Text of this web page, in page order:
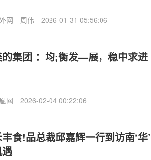
网 周伟 2026-01-31 05:56:06
的集团 ：均;衡发—展，稳中求进
网 2026-02-04 00:22:06
食!品总裁邱嘉辉一行到访南‘